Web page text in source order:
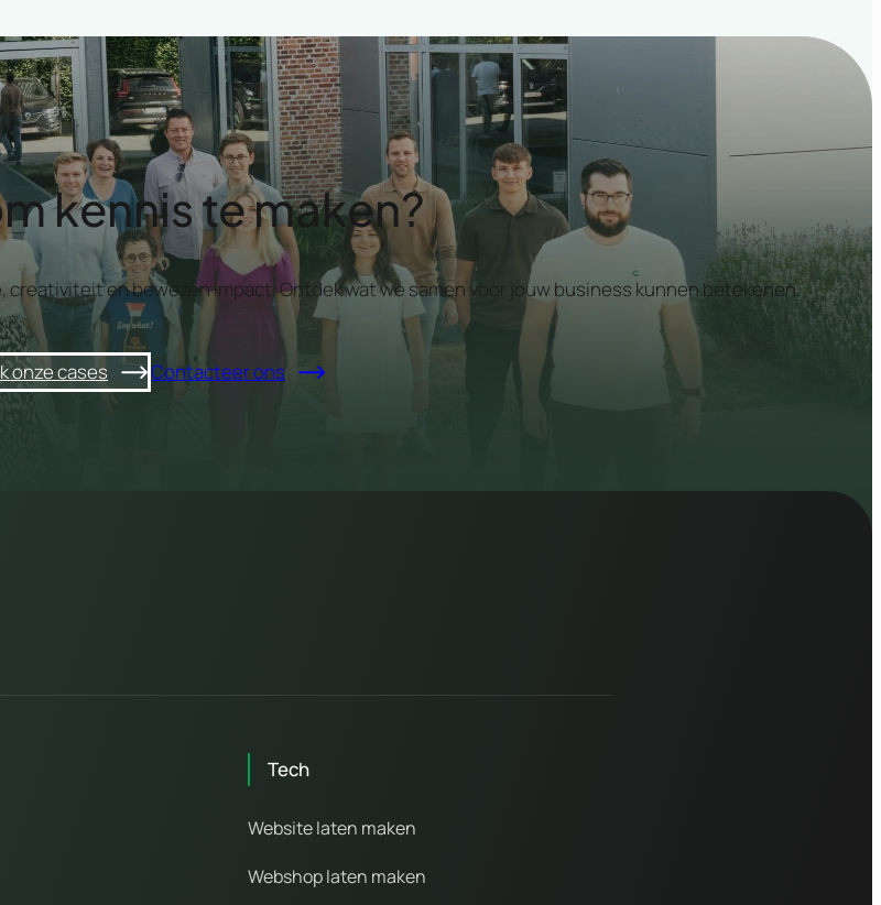
kennis te maken?
creativiteit en bewezen impact. Ontdek wat we samen voor jouw business kunnen betekenen.
onze cases Contacteer ons
Tech
Website laten maken
Webshop laten maken